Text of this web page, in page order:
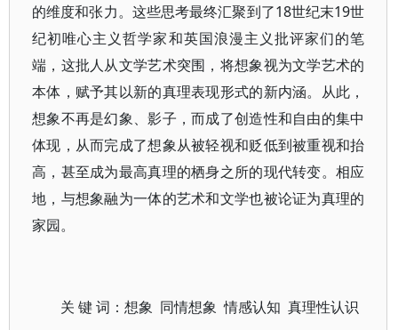
的维度和张力。这些思考最终汇聚到了18世纪末19世
纪初唯心主义哲学家和英国浪漫主义批评家们的笔
端，这批人从文学艺术突围，将想象视为文学艺术的
本体，赋予其以新的真理表现形式的新内涵。从此，
想象不再是幻象、影子，而成了创造性和自由的集中
体现，从而完成了想象从被轻视和贬低到被重视和抬
高，甚至成为最高真理的栖身之所的现代转变。相应
地，与想象融为一体的艺术和文学也被论证为真理的
家园。
关 键 词：想象 同情想象 情感认知 真理性认识